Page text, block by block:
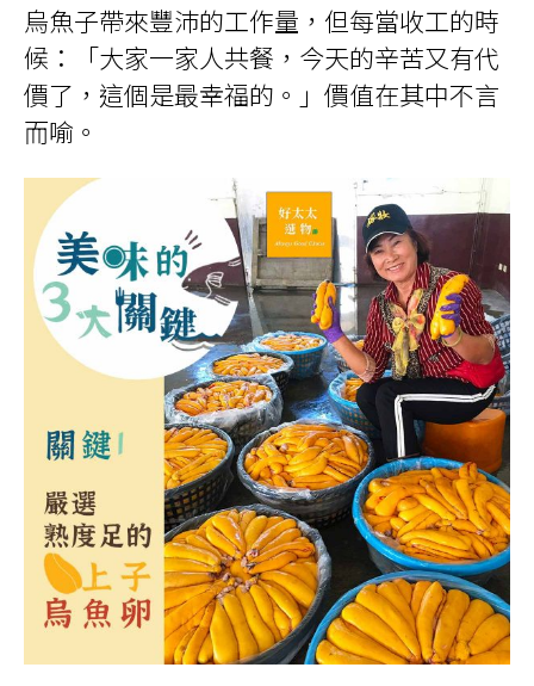
烏魚子帶來豐沛的工作量，但每當收工的時
候：「大家一家人共餐，今天的辛苦又有代
價了，這個是最幸福的。」價值在其中不言
而喻。